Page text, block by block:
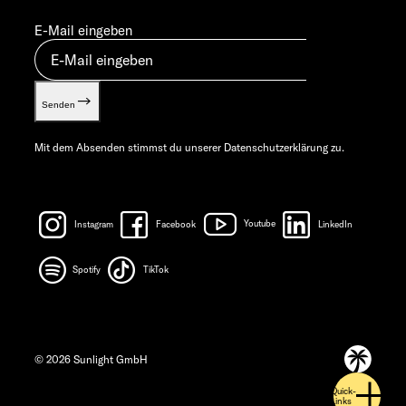
Quick-
Links
E-Mail eingeben
Senden
Mit dem Absenden stimmst du unserer Datenschutzerklärung zu.
Instagram Facebook Youtube LinkedIn
Spotify TikTok
© 2026 Sunlight GmbH